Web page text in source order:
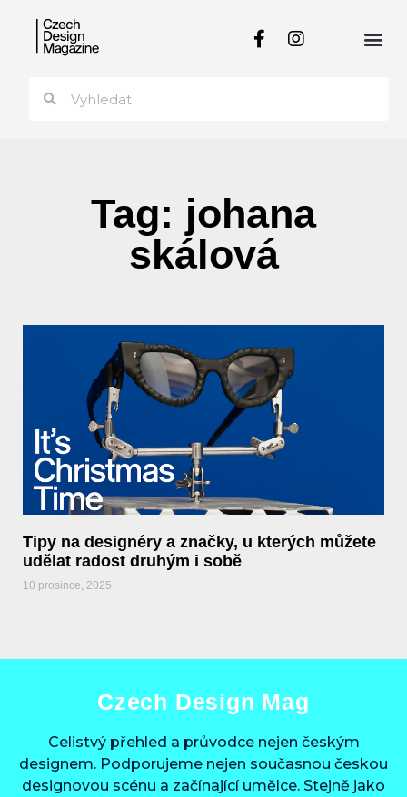
Tag: johana
skálová
Tipy na designéry a značky, u kterých můžete
udělat radost druhým i sobě
10 prosince, 2025
Czech Design Mag
Celistvý přehled a průvodce nejen českým
designem. Podporujeme nejen současnou českou
designovou scénu a začínající umělce. Stejně jako